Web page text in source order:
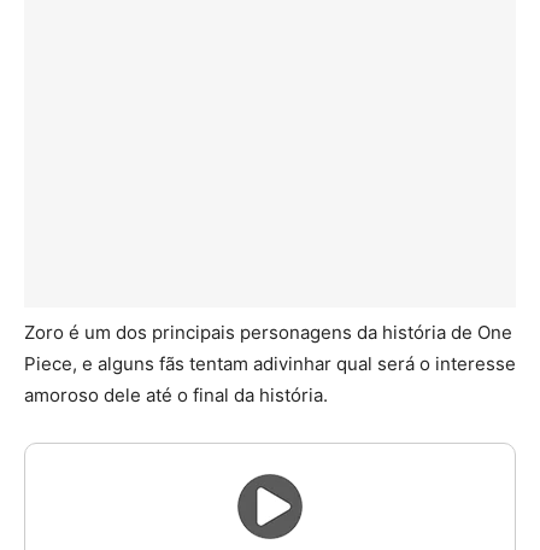
Zoro é um dos principais personagens da história de One
Piece, e alguns fãs tentam adivinhar qual será o interesse
amoroso dele até o final da história.